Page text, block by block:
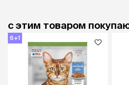
с этим товаром
6+1